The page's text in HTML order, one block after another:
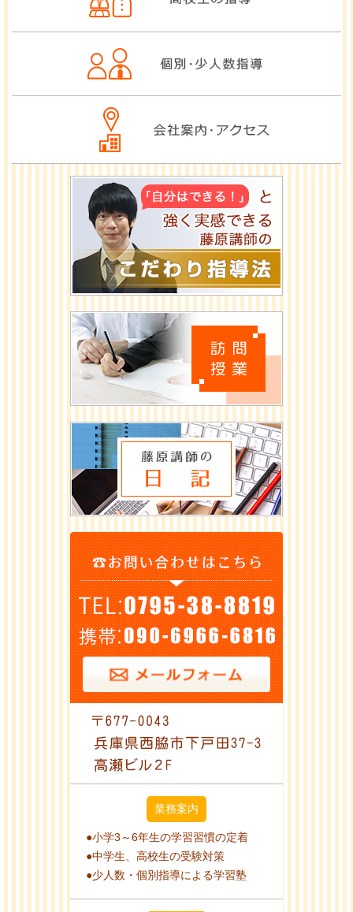
業務案内
●小学3～6年生の学習習慣の定着
●中学生、高校生の受験対策
●少人数・個別指導による学習塾